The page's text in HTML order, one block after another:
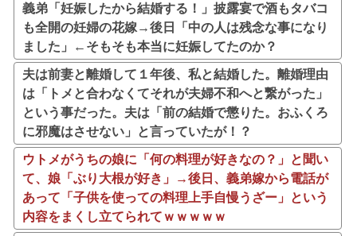
義弟「妊娠したから結婚する！」披露宴で酒もタバコ
も全開の妊婦の花嫁→後日「中の人は残念な事になり
ました」←そもそも本当に妊娠してたのか？
夫は前妻と離婚して１年後、私と結婚した。離婚理由
は「トメと合わなくてそれが夫婦不和へと繋がった」
という事だった。夫は「前の結婚で懲りた。おふくろ
に邪魔はさせない」と言っていたが！？
ウトメがうちの娘に「何の料理が好きなの？」と聞い
て、娘「ぶり大根が好き」→後日、義弟嫁から電話が
あって「子供を使っての料理上手自慢うざー」という
内容をまくし立てられてｗｗｗｗｗ